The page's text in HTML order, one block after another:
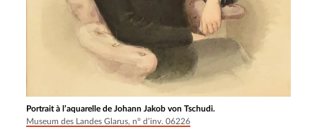
Portrait à l’aquarelle de Johann Jakob von Tschudi.
Museum des Landes Glarus, n° d’inv. 06226